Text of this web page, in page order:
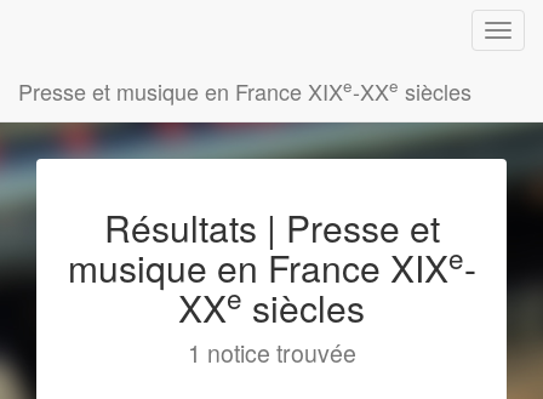
Presse et musique en France XIXe-XXe siècles
Résultats | Presse et
musique en France XIXe-
XXe siècles
1 notice trouvée